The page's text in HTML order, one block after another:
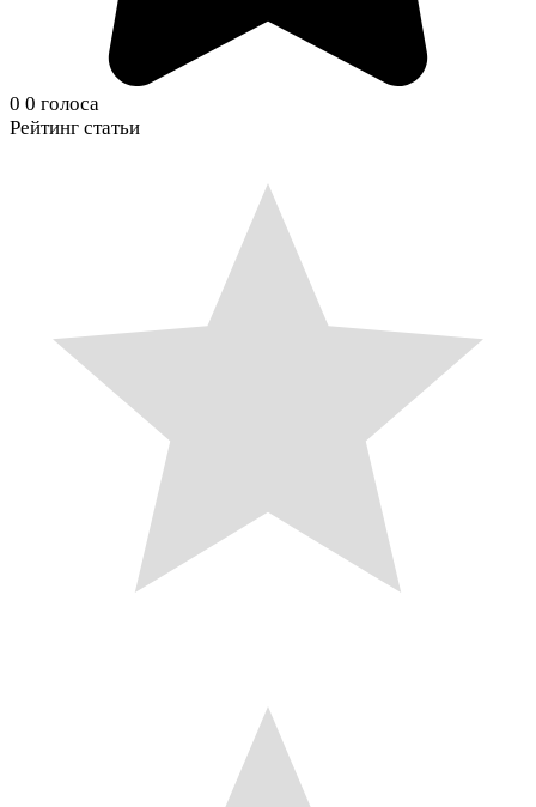
0 0 голоса
Рейтинг статьи